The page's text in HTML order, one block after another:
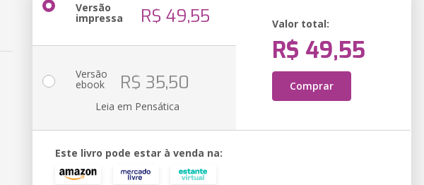
Versão
impressa R$ 49,55 Valor total:
R$ 49,55
Comprar
Versão
ebook R$ 35,50
Leia em Pensática
Este livro pode estar à venda na: